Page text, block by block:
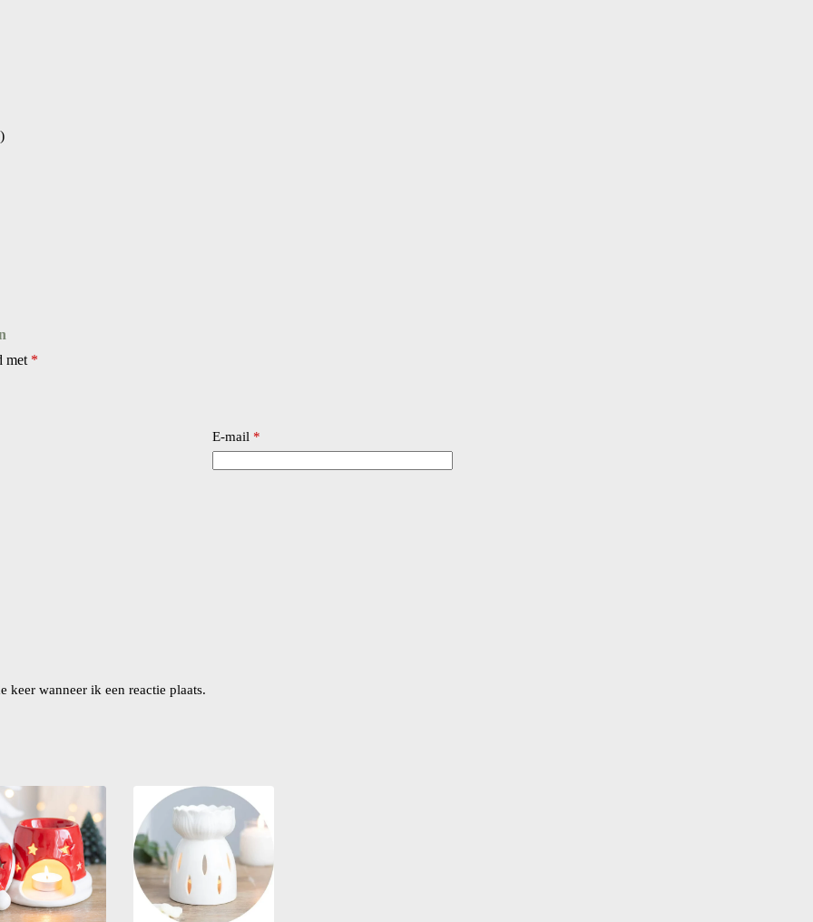
met *
E-mail *
keer wanneer ik een reactie plaats.